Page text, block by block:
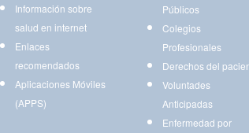
Información sobre
salud en internet
Enlaces
recomendados
Aplicaciones Móviles
(APPS)
Públicos
Colegios
Profesionales
Derechos del
Voluntades
Anticipadas
Enfermedad por